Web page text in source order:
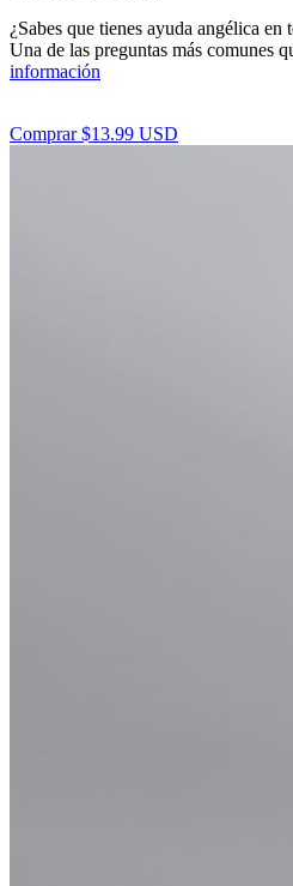
¿Sabes que tienes ayuda angélica en
Una de las preguntas más comunes
información
Comprar $13.99 USD